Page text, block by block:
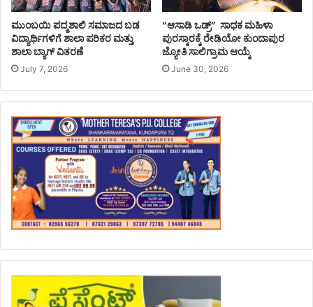
ಮುಂಬಯಿ ಪದ್ಮಶಾಲಿ ಸಮಾಜದ ಬಡ
ವಿದ್ಯಾರ್ಥಿಗಳಿಗೆ ಶಾಲಾ ಪರಿಕರ ಮತ್ತು
ಶಾಲಾ ಬ್ಯಾಗ್‌ ವಿತರಣೆ
July 7, 2026
“ಆಸಾಡಿ ಒಡ್ರ್” ಸಾಧಕ ಮಹಿಳಾ
ಪುರಸ್ಕಾರಕ್ಕೆ ರೇಡಿಯೋ ಕುಂದಾಪುರ
ಜ್ಯೋತಿ ಸಾಲಿಗ್ರಾಮ ಆಯ್ಕೆ
June 30, 2026